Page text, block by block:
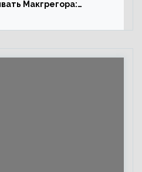
Макгрегора:
бою, а Конор умеет